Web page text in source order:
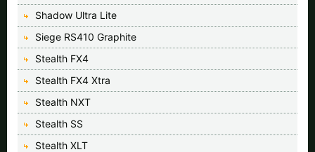
Shadow Ultra Lite
Siege RS410 Graphite
Stealth FX4
Stealth FX4 Xtra
Stealth NXT
Stealth SS
Stealth XLT